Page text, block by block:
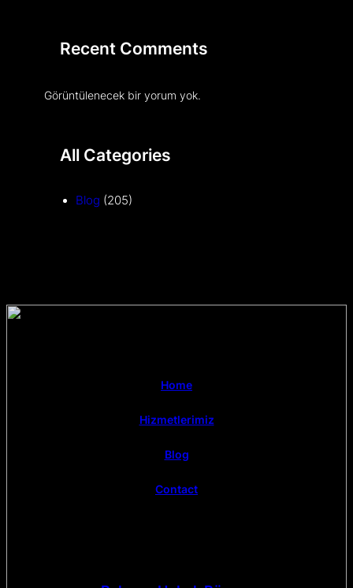
Recent Comments
Görüntülenecek bir yorum yok.
All Categories
Blog (205)
Home
Hizmetlerimiz
Blog
Contact